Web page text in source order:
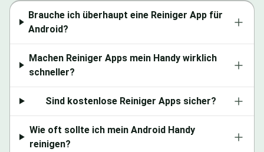
Brauche ich überhaupt eine Reiniger App für
Android?
Machen Reiniger Apps mein Handy wirklich
schneller?
Sind kostenlose Reiniger Apps sicher?
Wie oft sollte ich mein Android Handy
reinigen?